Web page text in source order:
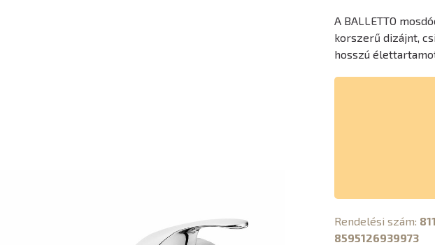
A BALLETTO
korszerű dizájnt,
hosszú
Rendelési szám:
8595126939973